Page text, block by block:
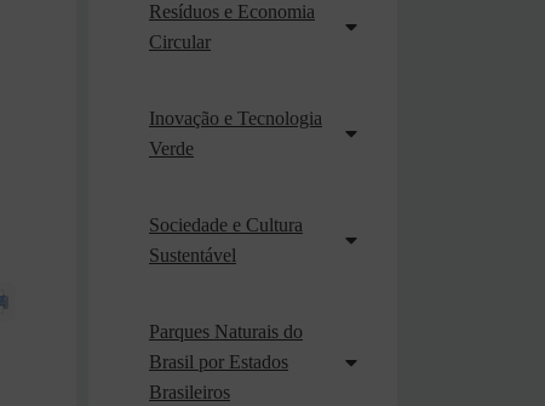
Resíduos e Economia
Circular
Inovação e Tecnologia
Verde
Sociedade e Cultura
Sustentável
Parques Naturais do
Brasil por Estados
Brasileiros